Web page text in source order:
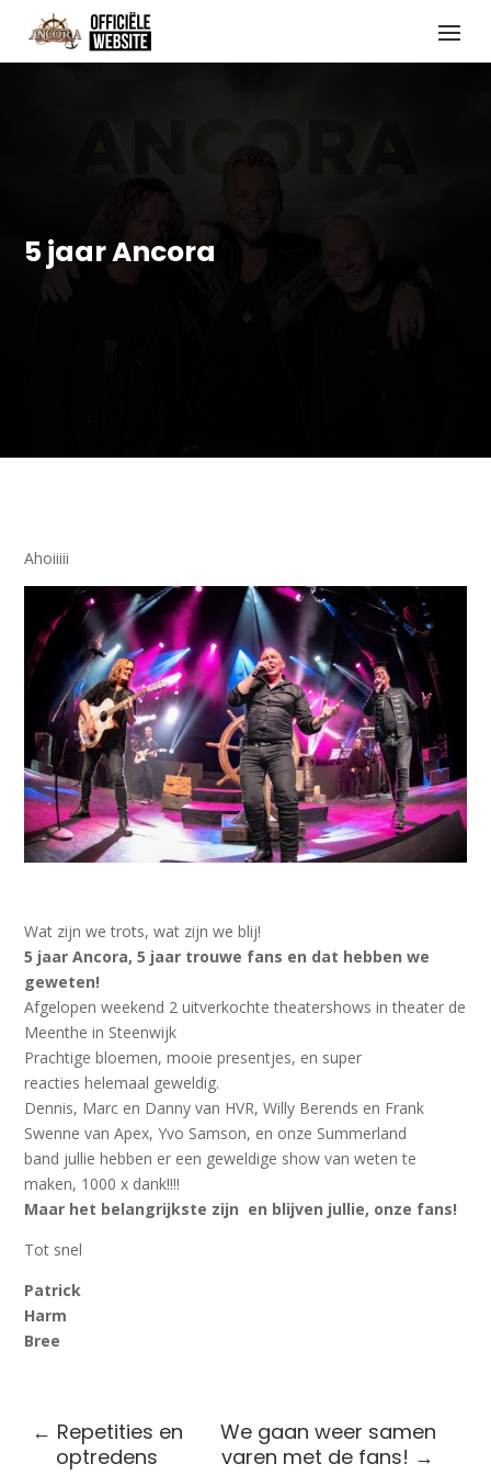
5 jaar Ancora
Ahoiiiii
Wat zijn we trots, wat zijn we blij!
5 jaar Ancora, 5 jaar trouwe fans en dat hebben we
geweten!
Afgelopen weekend 2 uitverkochte theatershows in theater de
Meenthe in Steenwijk
Prachtige bloemen, mooie presentjes, en super
reacties helemaal geweldig.
Dennis, Marc en Danny van HVR, Willy Berends en Frank
Swenne van Apex, Yvo Samson, en onze Summerland
band jullie hebben er een geweldige show van weten te
maken, 1000 x dank!!!!
Maar het belangrijkste zijn en blijven jullie, onze fans!
Tot snel
Patrick
Harm
Bree
← Repetities en
optredens
We gaan weer samen
varen met de fans! →